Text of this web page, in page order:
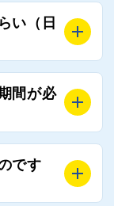
、お客様の安
ネクトでは、
ります。
しい思いをさ
お気軽にご相
い（日
調査後3日～1
に紹介の工事
るよう指示を
ださい。
間が必
容、天候によ
ては、おおよ
です